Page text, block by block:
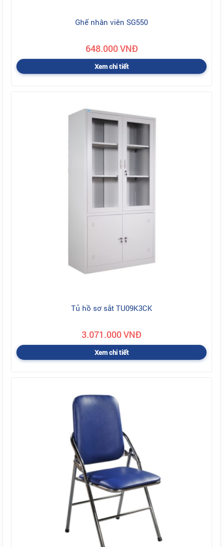
Ghế nhân viên SG550
648.000 VNĐ
Xem chi tiết
Tủ hồ sơ sắt TU09K3CK
3.071.000 VNĐ
Xem chi tiết